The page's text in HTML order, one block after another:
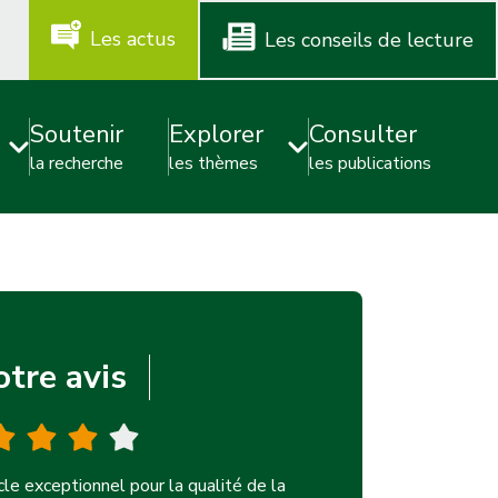
m
n
u
-
i
c
e
Les actus Les conseils de lecture
Soutenir
la recherche
Explorer
les thèmes
Consulter
les publications
avis
exceptionnel pour la qualité de la